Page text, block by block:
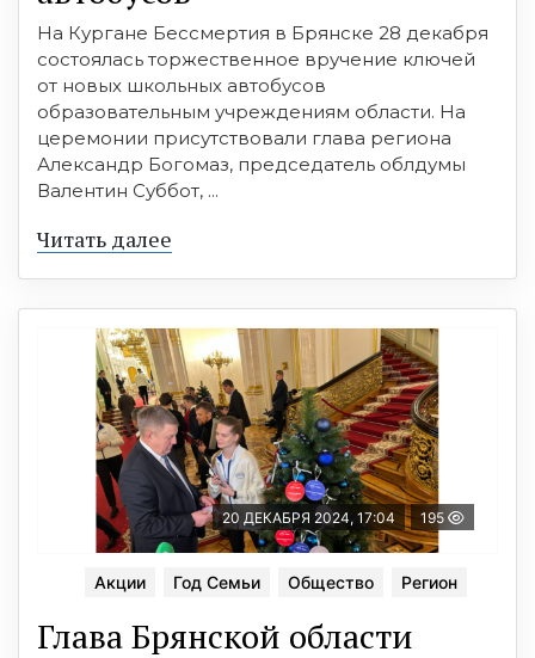
На Кургане Бессмертия в Брянске 28 декабря
состоялась торжественное вручение ключей
от новых школьных автобусов
образовательным учреждениям области. На
церемонии присутствовали глава региона
Александр Богомаз, председатель облдумы
Валентин Суббот, ...
Читать далее
20 ДЕКАБРЯ 2024, 17:04 195
Акции Год Семьи Общество Регион
Глава Брянской области